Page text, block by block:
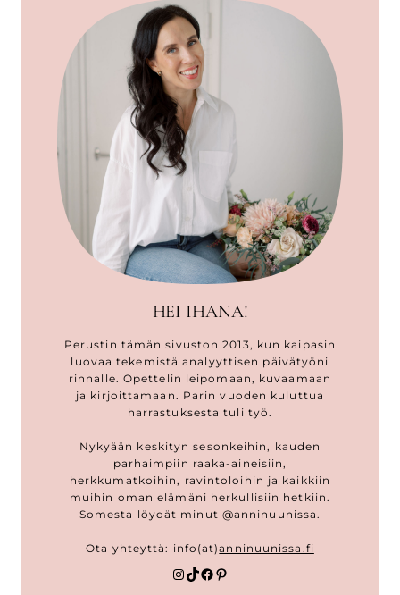
HEI IHANA!
Perustin tämän sivuston 2013, kun kaipasin
luovaa tekemistä analyyttisen päivätyöni
rinnalle. Opettelin leipomaan, kuvaamaan
ja kirjoittamaan. Parin vuoden kuluttua
harrastuksesta tuli työ.
Nykyään keskityn sesonkeihin, kauden
parhaimpiin raaka-aineisiin,
herkkumatkoihin, ravintoloihin ja kaikkiin
muihin oman elämäni herkullisiin hetkiin.
Somesta löydät minut @anninuunissa.
Ota yhteyttä: info(at)anninuunissa.fi
Instagram
TikTok
Facebook
Pinterest